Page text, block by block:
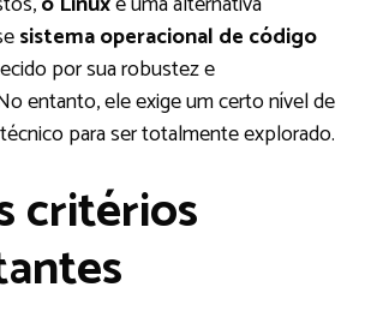
sistema operacional de código
por sua robustez e
entanto, ele exige um certo nível de
para ser totalmente explorado.
critérios